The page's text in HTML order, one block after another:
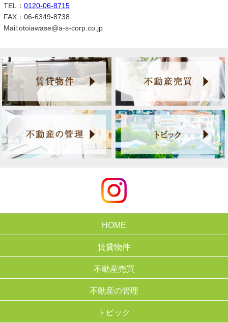
TEL： 0120-06-8715
FAX：06-6349-8738
Mail:otoiawase@a-s-corp.co.jp
HOME
賃貸物件
不動産売買
不動産の管理
トピック